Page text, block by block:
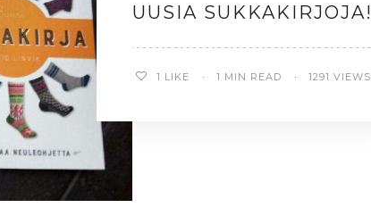
UUSIA SUKKAKIRJOJA!
1 LIKE 1 MIN READ 1291 VIEWS